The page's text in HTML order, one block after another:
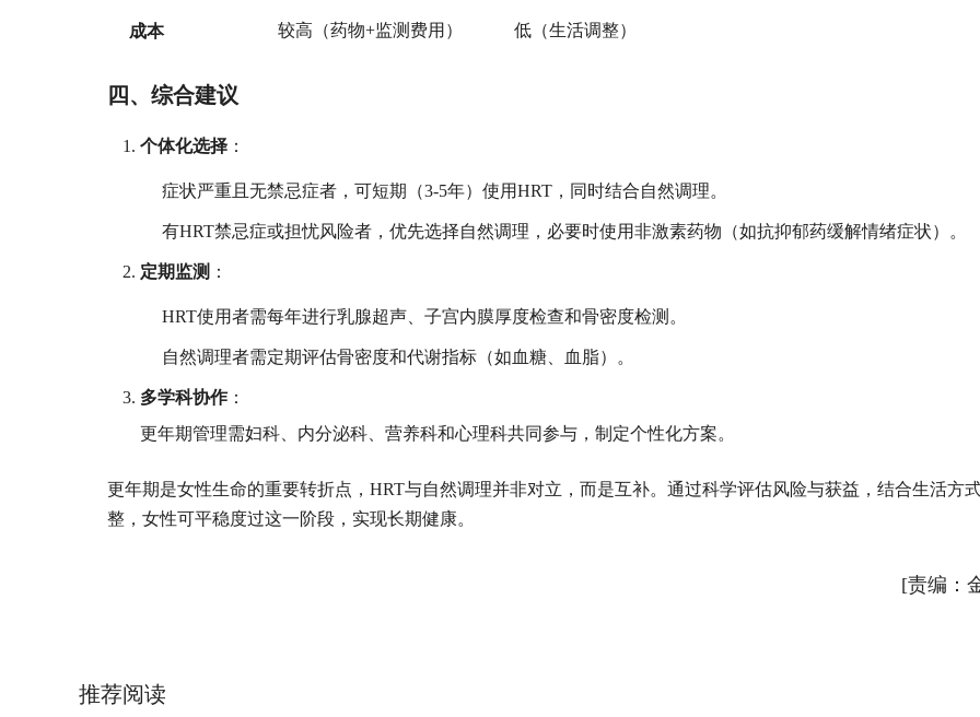
成本 较高（药物+监测费用） 低（生活调整）
四、综合建议
个体化选择 ：
症状严重且无禁忌症者，可短期（3-5年）使用HRT，同时结合自然调理。
有HRT禁忌症或担忧风险者，优先选择自然调理，必要时使用非激素药物（如抗抑郁药缓解情绪症状）。
定期监测 ：
HRT使用者需每年进行乳腺超声、子宫内膜厚度检查和骨密度检测。
自然调理者需定期评估骨密度和代谢指标（如血糖、血脂）。
多学科协作：
更年期管理需妇科、内分泌科、营养科和心理科共同参与，制定个性化方案。
更年期是女性生命的重要转折点，HRT与自然调理并非对立，而是互补。通过科学评估风险与获益，结合生活方
整，女性可平稳度过这一阶段，实现长期健康。
[责编：
推荐阅读